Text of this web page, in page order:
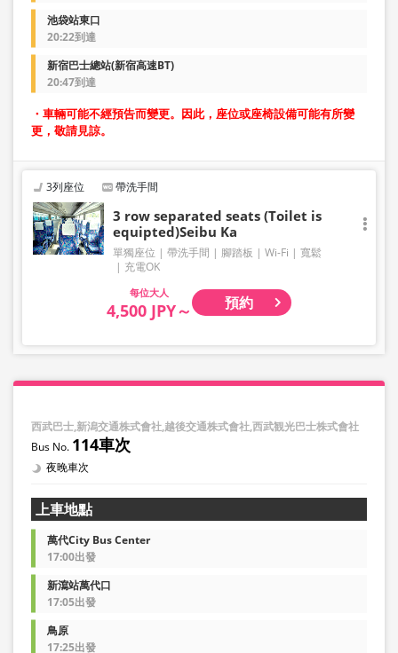
池袋站東口
20:22到達
新宿巴士總站(新宿高速BT)
20:47到達
・車輛可能不經預告而變更。因此，座位或座椅設備可能有所變
更，敬請見諒。
3列座位 帶洗手間
3 row separated seats (Toilet is
equipted)Seibu Ka
單獨座位 帶洗手間 腳踏板 Wi-Fi
寬鬆
充電OK
大人
4,500 JPY～ 預約
西武巴士,新潟交通株式會社,越後交通株式會社,西武観光巴士株式會社
114車次
夜晚車次
上車地點
萬代City Bus Center
17:00出發
新瀉站萬代口
17:05出發
鳥原
17:25出發